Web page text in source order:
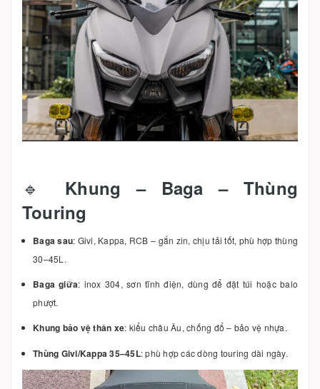
🔹 Khung – Baga – Thùng
Touring
Baga sau: Givi, Kappa, RCB – gắn zin, chịu tải tốt, phù hợp thùng
30–45L.
Baga giữa: inox 304, sơn tĩnh điện, dùng để đặt túi hoặc balo
phượt.
Khung bảo vệ thân xe: kiểu châu Âu, chống đổ – bảo vệ nhựa.
Thùng Givi/Kappa 35–45L: phù hợp các dòng touring dài ngày.